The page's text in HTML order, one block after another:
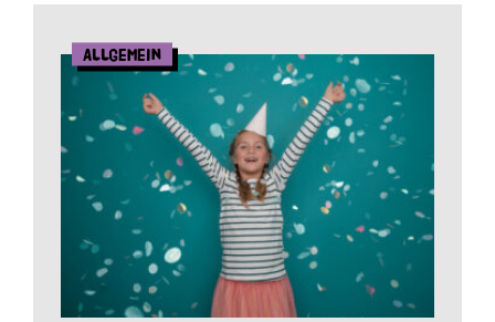
Allgemein